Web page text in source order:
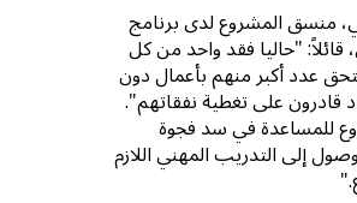
منسق المشروع لدى برنامج
قائلاً: "حاليا فقد واحد من كل
عدد أكبر منهم بأعمال دون
قادرون على تغطية نفقاتهم".
للمساعدة في سد فجوة
إلى التدريب المهني اللازم